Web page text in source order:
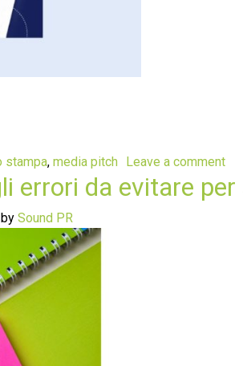
stampa, media pitch Leave a comment
errori da evitare
by Sound PR